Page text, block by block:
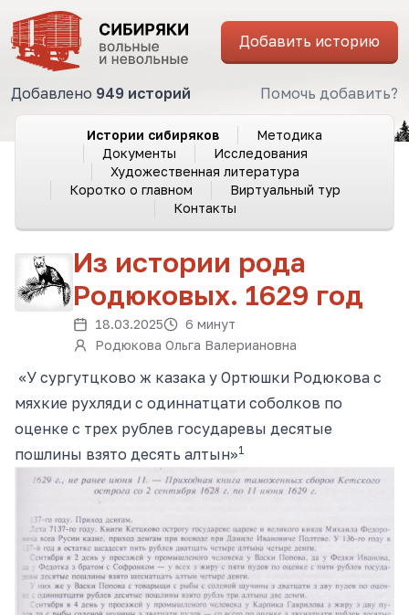
Добавить историю
Добавлено 949 историй Помочь добавить?
Истории сибиряков
Методика
Документы
Исследования
Художественная литература
Коротко о главном
Виртуальный тур
Контакты
Из истории рода
Родюковых. 1629 год
18.03.2025
6 минут
Родюкова Ольга Валериановна
«У сургутцково ж казака у Ортюшки Родюкова с
мяхкие рухляди с одиннатцати соболков по
оценке с трех рублев государевы десятые
пошлины взято десять алтын»1